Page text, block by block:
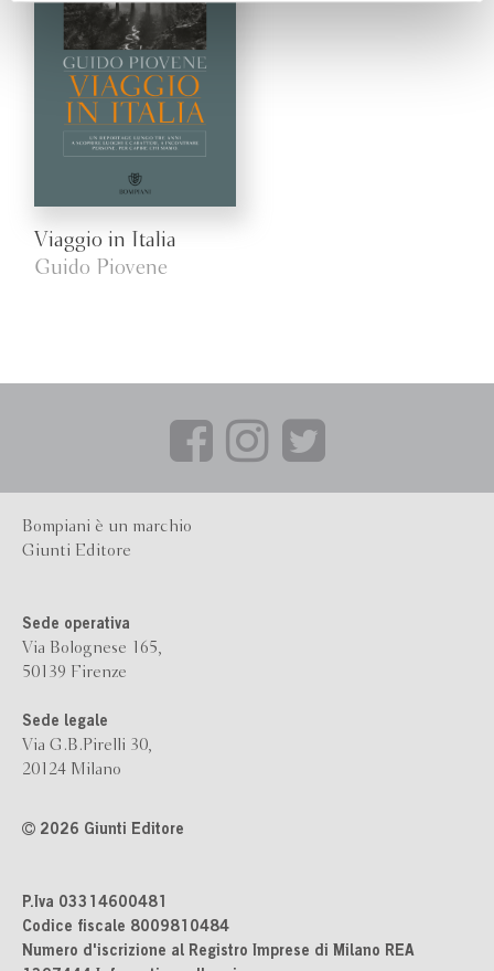
Viaggio in Italia
Guido Piovene
Bompiani è un marchio
Giunti Editore
Sede operativa
Via Bolognese 165,
50139 Firenze
Sede legale
Via G.B.Pirelli 30,
20124 Milano
2026 Giunti Editore
P.Iva 03314600481
Codice fiscale 8009810484
Numero d'iscrizione al Registro Imprese di Milano REA